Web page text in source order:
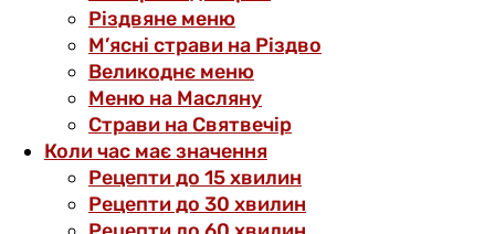
Різдвяне меню
М’ясні страви на Різдво
Великоднє меню
Меню на Масляну
Страви на Святвечір
Коли час має значення
Рецепти до 15 хвилин
Рецепти до 30 хвилин